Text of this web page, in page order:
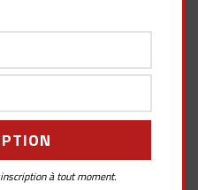
record sur le
du dernier en date. Voici le
à tout moment.